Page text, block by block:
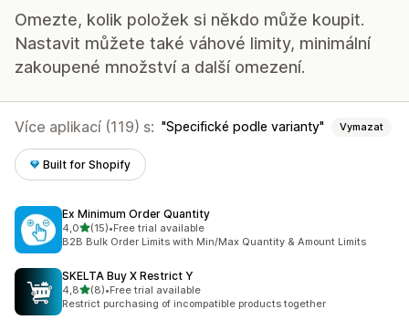
Omezte, kolik položek si někdo může koupit.
Nastavit můžete také váhové limity, minimální
zakoupené množství a další omezení.
Více aplikací (119) s: Specifické podle varianty Vymazat
Built for Shopify
Ex Minimum Order Quantity
4,0z 5 hvězd
(15)
Celkový počet recenzí: 15
•Free trial available
B2B Bulk Order Limits with Min/Max Quantity & Amount Limits
SKELTA Buy X Restrict Y
4,8z 5 hvězd
(8)
Celkový počet recenzí: 8
•Free trial available
Restrict purchasing of incompatible products together